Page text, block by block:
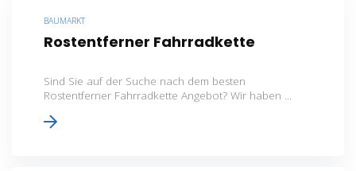
BAUMARKT
Rostentferner Fahrradkette
Sind Sie auf der Suche nach dem besten
Rostentferner Fahrradkette Angebot? Wir haben ...